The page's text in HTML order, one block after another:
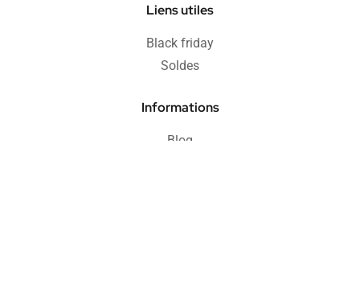
Liens utiles
Black friday
Soldes
Informations
Blog